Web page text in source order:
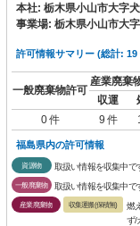
本社: 栃木県小山市大字
事業場: 栃木県小山市大
許可情報サマリー (総計: 19
一般廃棄物許可
産業廃棄
収運
0 件
9 件
福島県内の許可情報
資源物 取扱い情報を収集中で
一般廃棄物 取扱い情報を収集中で
産業廃棄物 収集運搬(保積無)
燃
ず/